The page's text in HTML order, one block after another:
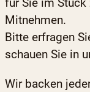
für Sie im Stück
Mitnehmen.
Bitte erfragen
schauen Sie in
Wir backen